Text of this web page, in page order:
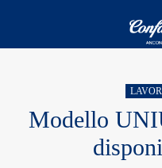
Modello